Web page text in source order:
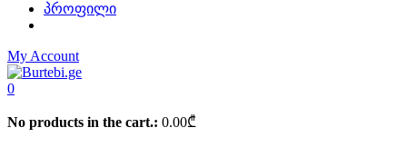
პროფილი
My Account
0
No products in the cart.: 0.00₾